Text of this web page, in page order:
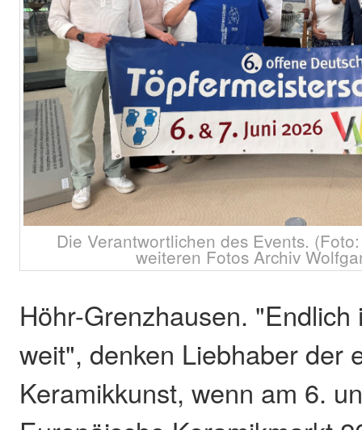
Die Verantwortlichen des Events.
weiteren Fotos Archiv
Höhr-Grenzhausen.
weit", denken Liebhaber der
Keramikkunst, wenn am 6.